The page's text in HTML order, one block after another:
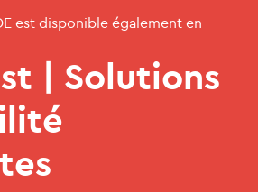
est disponible également en
| Solutions